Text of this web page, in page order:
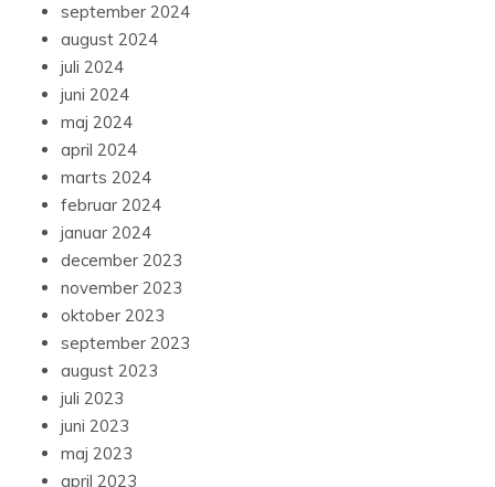
september 2024
august 2024
juli 2024
juni 2024
maj 2024
april 2024
marts 2024
februar 2024
januar 2024
december 2023
november 2023
oktober 2023
september 2023
august 2023
juli 2023
juni 2023
maj 2023
april 2023